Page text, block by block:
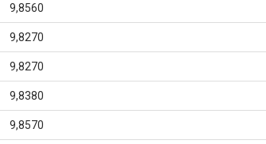
9,8560
9,8270
9,8270
9,8380
9,8570